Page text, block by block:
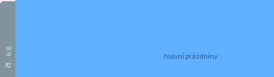
čt
6.8. hlavní prázdniny